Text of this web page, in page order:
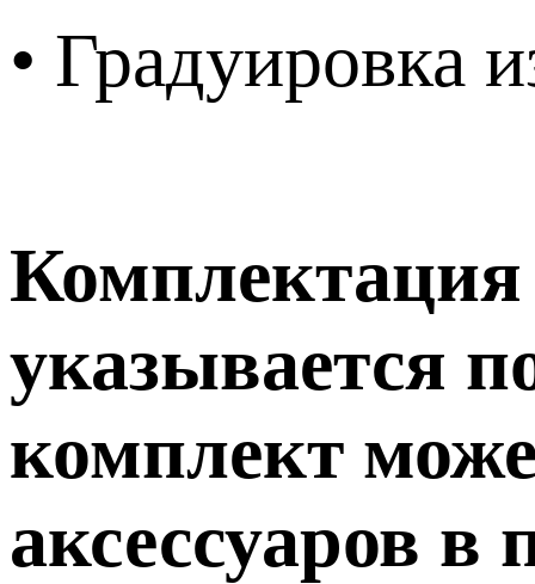
• Градуировка
Комплектация
указывается
комплект
аксессуаров в